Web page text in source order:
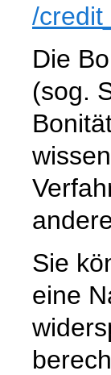
/
Die
(sog.
Sie
eine